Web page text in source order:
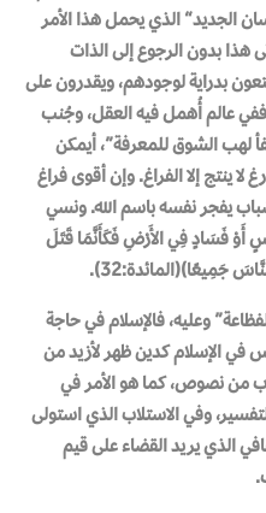
الجديد“ الذي يحمل هذا الأمر
بدون الرجوع إلى الذات
بدراية لوجودهم، ويقدرون على
عالم أُهمل فيه العقل، وجُنب
لهب الشوق للمعرفة”، أيمكن
ينتج إلا الفراغ. وإن أقوى فراغ
يفجر نفسه باسم الله. ونسي
أَوْ فَسَادٍ فِي الأَرْضِ فَكَأَنَّمَا قَتَلَ
جَمِيعًا)(المائدة:32).
وعليه، فالإسلام في حاجة
في الإسلام كدين ظهر لأزيد من
من نصوص، كما هو الأمر في
وفي الاستلاب الذي استولى
الذي يريد القضاء على قيم